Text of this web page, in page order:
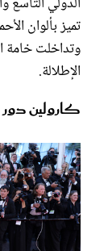
تميز بألوان
وتداخلت خامة
الإطلالة.
كارولين